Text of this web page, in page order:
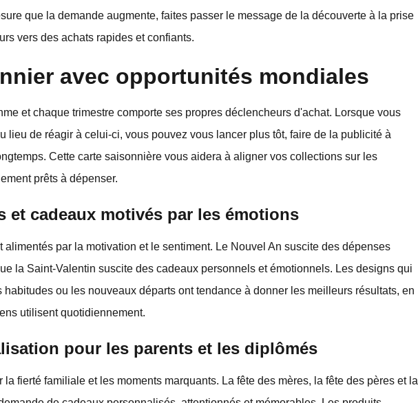
que la demande augmente, faites passer le message de la découverte à la prise
vers des achats rapides et confiants.
avec opportunités mondiales
et chaque trimestre comporte ses propres déclencheurs d'achat. Lorsque vous
lieu de réagir à celui-ci, vous pouvez vous lancer plus tôt, faire de la publicité à
Cette carte saisonnière vous aidera à aligner vos collections sur les
prêts à dépenser.
et cadeaux motivés par les émotions
alimentés par la motivation et le sentiment. Le Nouvel An suscite des dépenses
la Saint-Valentin suscite des cadeaux personnels et émotionnels. Les designs qui
ou les nouveaux départs ont tendance à donner les meilleurs résultats, en
utilisent quotidiennement.
pour les parents et les diplômés
la fierté familiale et les moments marquants. La fête des mères, la fête des pères et la